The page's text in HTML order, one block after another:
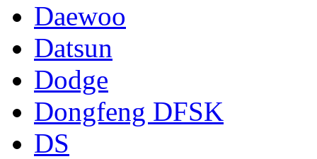
Daewoo
Datsun
Dodge
Dongfeng DFSK
DS